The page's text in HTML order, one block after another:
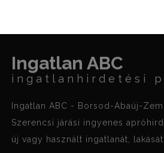
Ingatlan ABC
ingatlanhirdetési
Ingatlan ABC - Borsod-Abaúj-
Szerencsi járási ingyenes
új vagy használt ingatlanát,